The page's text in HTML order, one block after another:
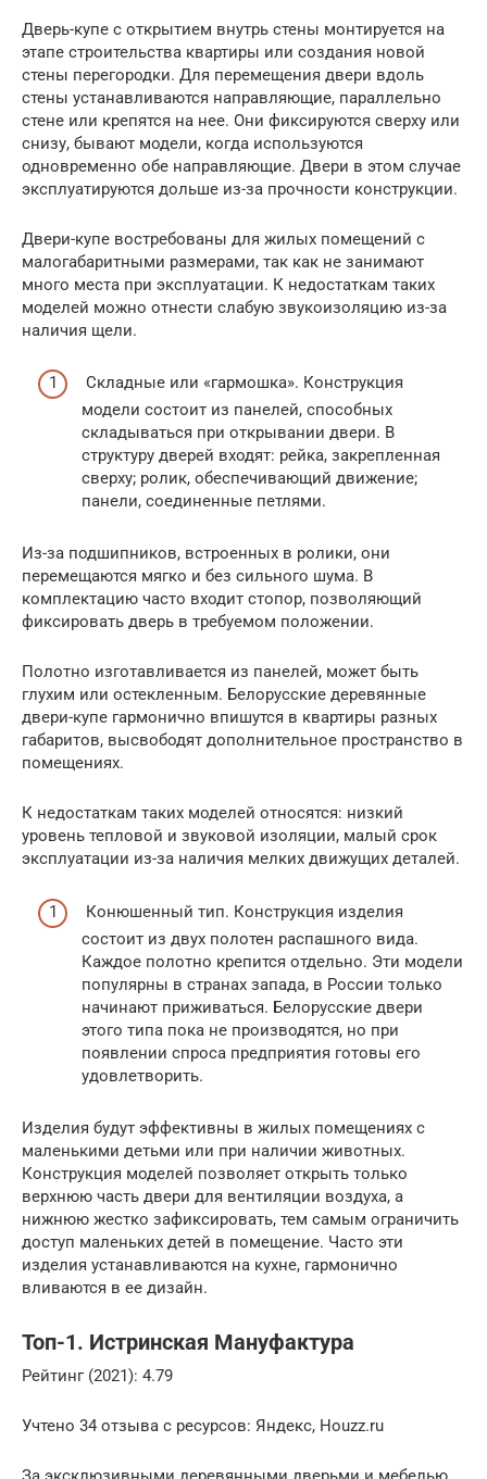
Дверь-купе с открытием внутрь стены монтируется на
этапе строительства квартиры или создания новой
стены перегородки. Для перемещения двери вдоль
стены устанавливаются направляющие, параллельно
стене или крепятся на нее. Они фиксируются сверху или
снизу, бывают модели, когда используются
одновременно обе направляющие. Двери в этом случае
эксплуатируются дольше из-за прочности конструкции.
Двери-купе востребованы для жилых помещений с
малогабаритными размерами, так как не занимают
много места при эксплуатации. К недостаткам таких
моделей можно отнести слабую звукоизоляцию из-за
наличия щели.
Складные или «гармошка». Конструкция
модели состоит из панелей, способных
складываться при открывании двери. В
структуру дверей входят: рейка, закрепленная
сверху; ролик, обеспечивающий движение;
панели, соединенные петлями.
Из-за подшипников, встроенных в ролики, они
перемещаются мягко и без сильного шума. В
комплектацию часто входит стопор, позволяющий
фиксировать дверь в требуемом положении.
Полотно изготавливается из панелей, может быть
глухим или остекленным. Белорусские деревянные
двери-купе гармонично впишутся в квартиры разных
габаритов, высвободят дополнительное пространство в
помещениях.
К недостаткам таких моделей относятся: низкий
уровень тепловой и звуковой изоляции, малый срок
эксплуатации из-за наличия мелких движущих деталей.
Конюшенный тип. Конструкция изделия
состоит из двух полотен распашного вида.
Каждое полотно крепится отдельно. Эти модели
популярны в странах запада, в России только
начинают приживаться. Белорусские двери
этого типа пока не производятся, но при
появлении спроса предприятия готовы его
удовлетворить.
Изделия будут эффективны в жилых помещениях с
маленькими детьми или при наличии животных.
Конструкция моделей позволяет открыть только
верхнюю часть двери для вентиляции воздуха, а
нижнюю жестко зафиксировать, тем самым ограничить
доступ маленьких детей в помещение. Часто эти
изделия устанавливаются на кухне, гармонично
вливаются в ее дизайн.
Топ-1. Истринская Мануфактура
Рейтинг (2021): 4.79
Учтено 34 отзыва с ресурсов: Яндекс, Houzz.ru